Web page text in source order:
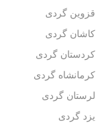
قزوین گردی
کاشان گردی
کردستان گردی
کرمانشاه گردی
لرستان گردی
یزد گردی